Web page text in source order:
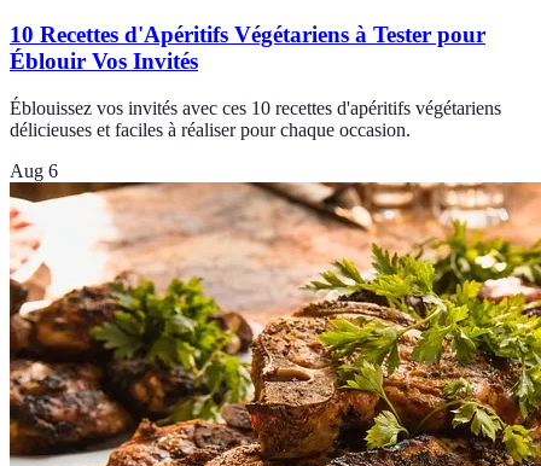
10 Recettes d'Apéritifs Végétariens à Tester pour
Éblouir Vos Invités
Éblouissez vos invités avec ces 10 recettes d'apéritifs végétariens
délicieuses et faciles à réaliser pour chaque occasion.
Aug 6